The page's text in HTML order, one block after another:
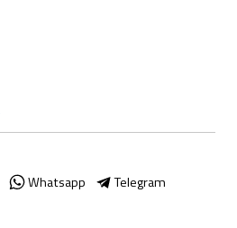
Whatsapp
Telegram